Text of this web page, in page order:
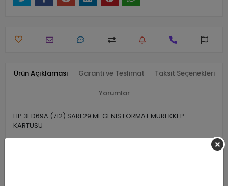
Ürün Açıklaması Garanti ve Teslimat Taksit Seçenekleri
Yorumlar
HP 3ED69A (712) SARI 29 ML GENIS FORMAT MUREKKEP
KARTUSU